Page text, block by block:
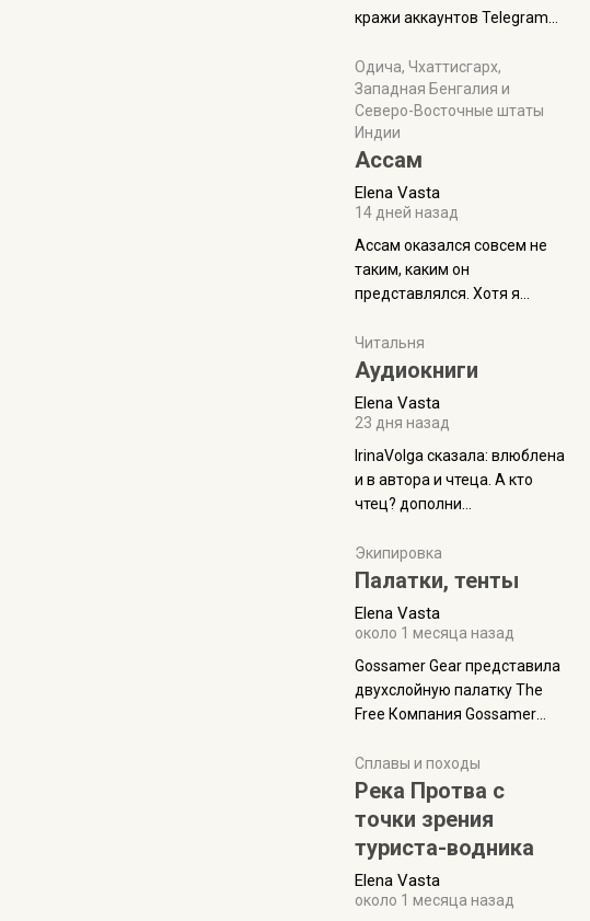
подъем по этому же пути.
Пока
кражи аккаунтов Telegram
Прочитайте! У моих двух
знакомых вот так увели
аккаунты
Одича, Чхаттисгарх,
Западная Бенгалия и
Северо-Восточные штаты
Индии
Ассам
Elena Vasta
14 дней назад
Ассам оказался совсем не
таким, каким он
представлялся. Хотя я
краешек, но все же схватила
ауру штата, как-то он меня
природа, мягкие
такая как бы переходная
ступень между привычной
нам Индией и остальными
надеюсь увидеть.
Читальня
Аудиокниги
Elena Vasta
23 дня назад
IrinaVolga сказалa: влюблена
и в автора и чтеца. А кто
чтец? дополни
Экипировка
Палатки, тенты
Elena Vasta
около 1 месяца назад
Gossamer Gear представила
двухслойную палатку The
Free Компания Gossamer
туристическую палатку The
Free, которая стала первой
ультралегкой моделью в
ассортименте
производителя. Новинка
получила двухслойную
Сплавы и походы
Река Протва с
точки зрения
туриста-водника
Elena Vasta
около 1 месяца назад